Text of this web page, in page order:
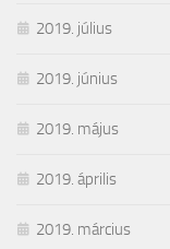
2019. július
2019. június
2019. május
2019. április
2019. március